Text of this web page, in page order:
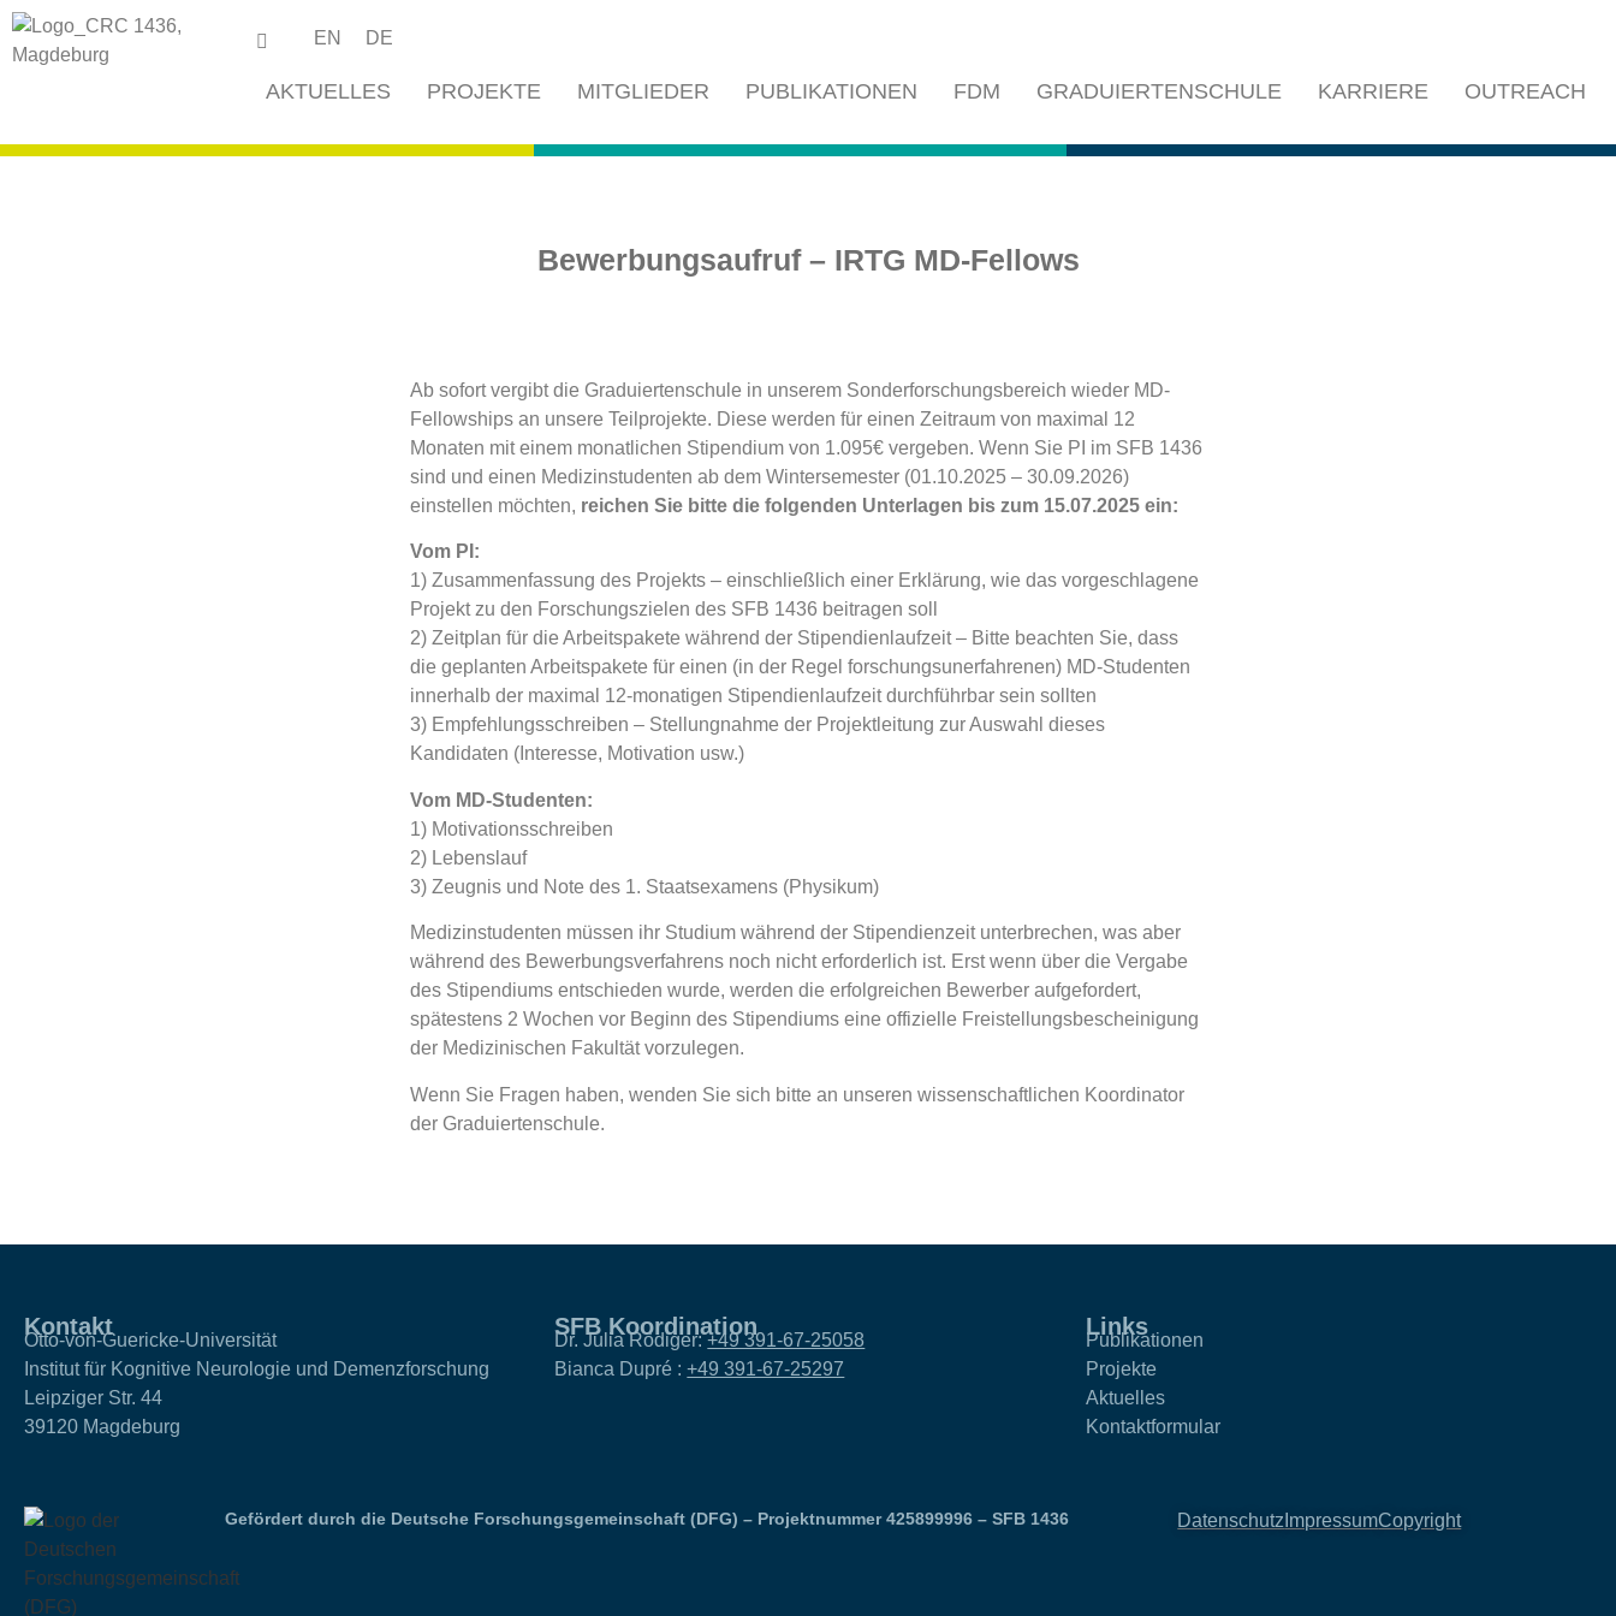
EN DE
AKTUELLES PROJEKTE MITGLIEDER PUBLIKATIONEN FDM GRADUIERTENSCHULE KARRIERE OUTREACH
Bewerbungsaufruf – IRTG MD-Fellows
Ab sofort vergibt die Graduiertenschule in unserem Sonderforschungsbereich wieder MD-
Fellowships an unsere Teilprojekte. Diese werden für einen Zeitraum von maximal 12
Monaten mit einem monatlichen Stipendium von 1.095€ vergeben. Wenn Sie PI im SFB 1436
sind und einen Medizinstudenten ab dem Wintersemester (01.10.2025 – 30.09.2026)
einstellen möchten, reichen Sie bitte die folgenden Unterlagen bis zum 15.07.2025 ein:
Vom PI:
1) Zusammenfassung des Projekts – einschließlich einer Erklärung, wie das vorgeschlagene
Projekt zu den Forschungszielen des SFB 1436 beitragen soll
2) Zeitplan für die Arbeitspakete während der Stipendienlaufzeit – Bitte beachten Sie, dass
die geplanten Arbeitspakete für einen (in der Regel forschungsunerfahrenen) MD-Studenten
innerhalb der maximal 12-monatigen Stipendienlaufzeit durchführbar sein sollten
3) Empfehlungsschreiben – Stellungnahme der Projektleitung zur Auswahl dieses
Kandidaten (Interesse, Motivation usw.)
Vom MD-Studenten:
1) Motivationsschreiben
2) Lebenslauf
3) Zeugnis und Note des 1. Staatsexamens (Physikum)
Medizinstudenten müssen ihr Studium während der Stipendienzeit unterbrechen, was aber
während des Bewerbungsverfahrens noch nicht erforderlich ist. Erst wenn über die Vergabe
des Stipendiums entschieden wurde, werden die erfolgreichen Bewerber aufgefordert,
spätestens 2 Wochen vor Beginn des Stipendiums eine offizielle Freistellungsbescheinigung
der Medizinischen Fakultät vorzulegen.
Wenn Sie Fragen haben, wenden Sie sich bitte an unseren wissenschaftlichen Koordinator
der Graduiertenschule.
Kontakt
Otto-von-Guericke-Universität
Institut für Kognitive Neurologie und Demenzforschung
Leipziger Str. 44
39120 Magdeburg
SFB Koordination
Dr. Julia Rödiger:+49 391-67-25058
Bianca Dupré :+49 391-67-25297
Links
Publikationen
Projekte
Aktuelles
Kontaktformular
Gefördert durch die Deutsche Forschungsgemeinschaft (DFG) – Projektnummer 425899996 – SFB 1436 Datenschutz ImpressumCopyright